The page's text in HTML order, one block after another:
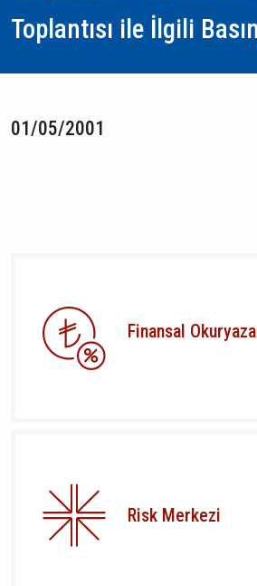
Toplantısı ile İlgili
01/05/2001
Finansal
Risk Merkezi